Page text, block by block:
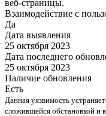
веб-страницы.
Взаимодействие с
Да
Дата выявления
25 октября 2023
Дата последнего
25 октября 2023
Наличие обновления
Есть
Данная уязвимость
сложившейся обстановкой и